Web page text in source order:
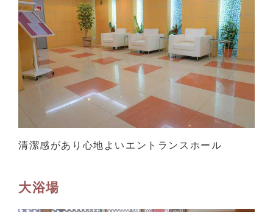
清潔感があり心地よいエントランスホール
大浴場